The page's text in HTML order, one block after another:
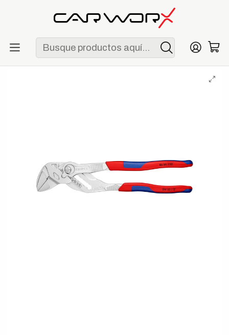
ENVÍO GRATIS POR COMPRAS MAYORES A S/ 250
Alicates
Knipex 86 05 250 Tenaza Llave Cromada 250 mm